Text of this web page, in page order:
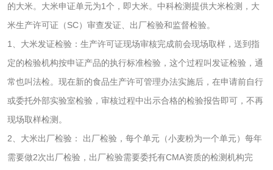
的大米。大米申证单元为1个，即大米。中科检测提供大米检测，大
米生产许可证（SC）审查发证、出厂检验和监督检验。
1、大米发证检验：生产许可证现场审核完成前会现场取样，送到指
定的检验机构按申证产品的执行标准检验，这个过程叫发证检验，通
常也叫法检。现在新的食品生产许可管理办法实施后，在申请前自行
或委托外部实验室检验，审核过程中出示合格的检验报告即可，不再
现场取样检测。
2、大米出厂检验： 出厂检验，每个单元（小麦粉为一个单元）每年
需要做2次出厂检验，出厂检验需要委托有CMA资质的检测机构完
工业乳状氢氧化钙
检测
铝酸钙检测
三氯异氰尿酸检测 磷酸二氢铵检测
碳酸钙检测
活性炭检测 煤质颗粒活性炭检